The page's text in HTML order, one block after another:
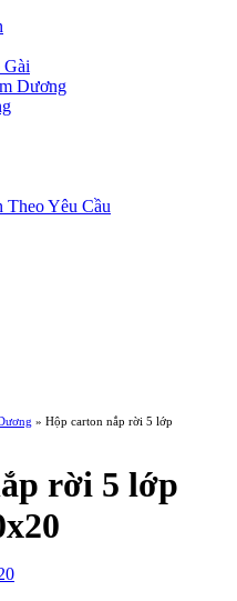
Gài
Dương
Yêu Cầu
» Hộp carton nắp rời 5 lớp
rời 5 lớp